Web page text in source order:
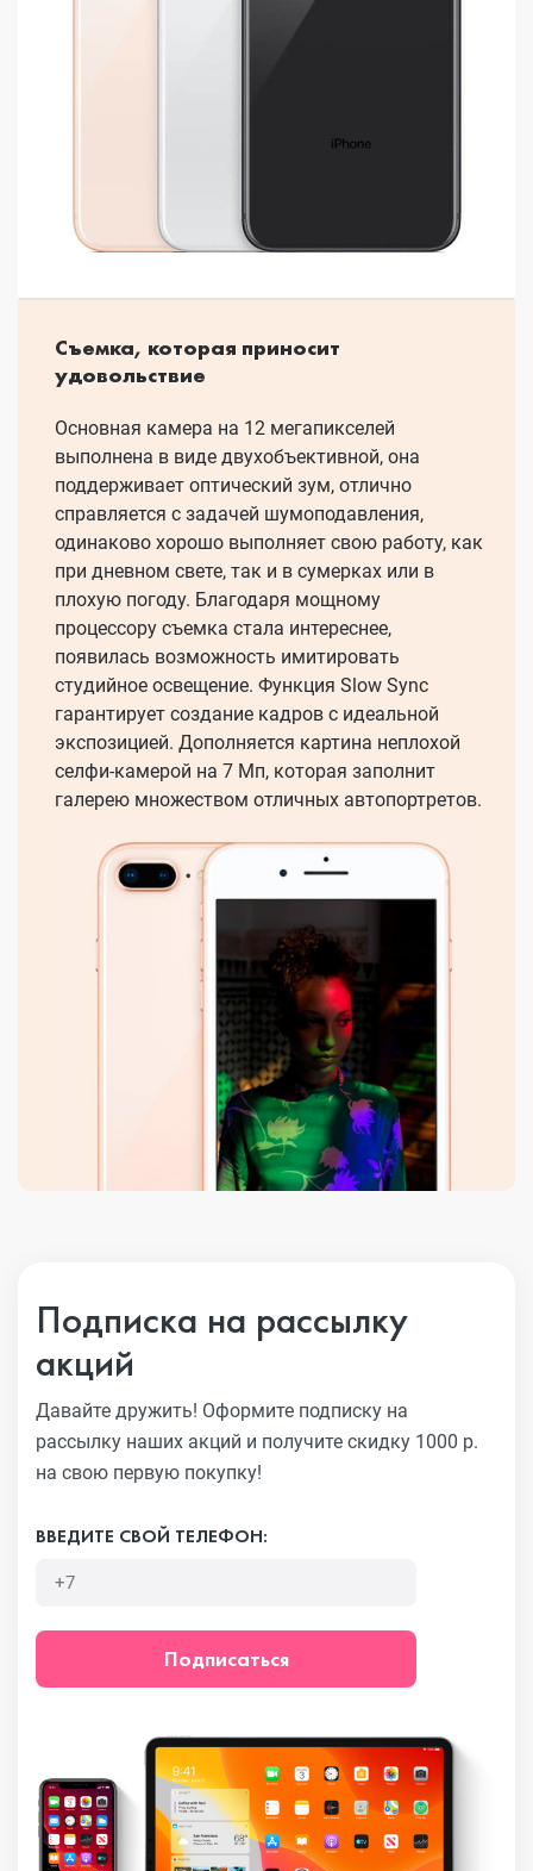
Съемка, которая приносит
удовольствие
Основная камера на 12 мегапикселей
выполнена в виде двухобъективной, она
поддерживает оптический зум, отлично
справляется с задачей шумоподавления,
одинаково хорошо выполняет свою работу, как
при дневном свете, так и в сумерках или в
плохую погоду. Благодаря мощному
процессору съемка стала интереснее,
появилась возможность имитировать
студийное освещение. Функция Slow Sync
гарантирует создание кадров с идеальной
экспозицией. Дополняется картина неплохой
селфи-камерой на 7 Мп, которая заполнит
галерею множеством отличных автопортретов.
Подписка на рассылку
акций
Давайте дружить! Оформите подписку на
рассылку наших акций и получите скидку 1000 р.
на свою первую покупку!
ВВЕДИТЕ СВОЙ ТЕЛЕФОН:
Подписаться